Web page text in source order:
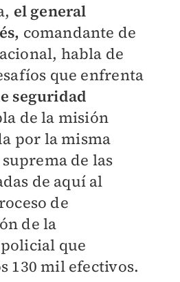
el general
comandante de
habla de
que enfrenta
seguridad
de la misión
por la misma
de las
de aquí al
de
de la
que
130 mil efectivos.